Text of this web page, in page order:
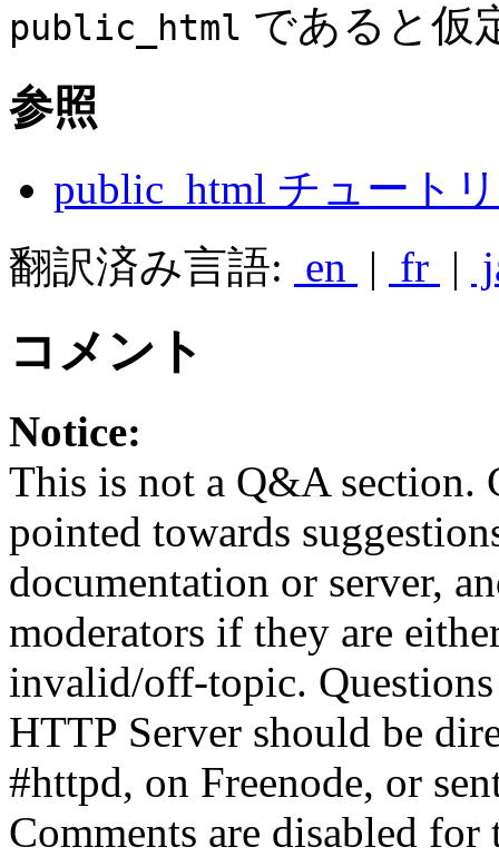
public_html であると仮
参照
public_html チュート
翻訳済み言語: en | fr |
コメント
Notice:
This is not a Q&A section.
pointed towards
documentation or server,
moderators if they are
invalid/off-topic.
HTTP Server should be
#httpd, on Freenode, or
Comments are disabled for